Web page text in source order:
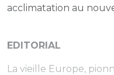
acclimatation au
EDITORIAL
La vieille Europe,